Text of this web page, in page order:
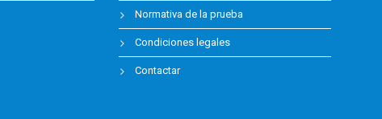
Normativa de la prueba
Condiciones legales
Contactar